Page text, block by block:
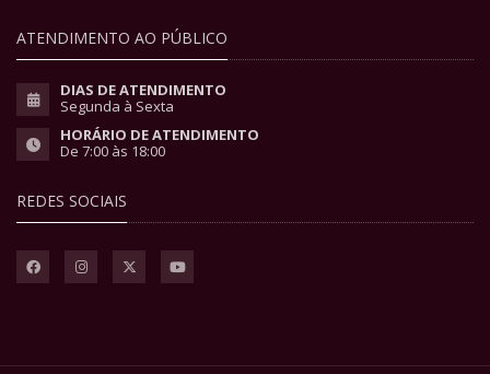
ATENDIMENTO AO PÚBLICO
DIAS DE ATENDIMENTO
Segunda à Sexta
HORÁRIO DE ATENDIMENTO
De 7:00 às 18:00
REDES SOCIAIS